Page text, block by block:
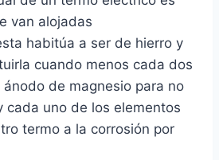
van alojadas
habitúa a ser de hierro y
cuando menos cada dos
de magnesio para no
cada uno de los elementos
termo a la corrosión por